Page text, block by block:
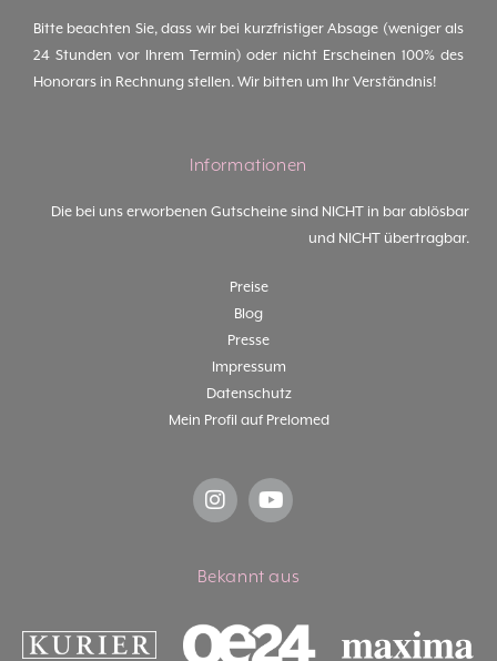
Bitte beachten Sie, dass wir bei kurzfristiger Absage (weniger als
24 Stunden vor Ihrem Termin) oder nicht Erscheinen 100% des
Honorars in Rechnung stellen. Wir bitten um Ihr Verständnis!
Informationen
Die bei uns erworbenen Gutscheine sind NICHT in bar ablösbar
und NICHT übertragbar.
Preise
Blog
Presse
Impressum
Datenschutz
Mein Profil auf Prelomed
Bekannt aus